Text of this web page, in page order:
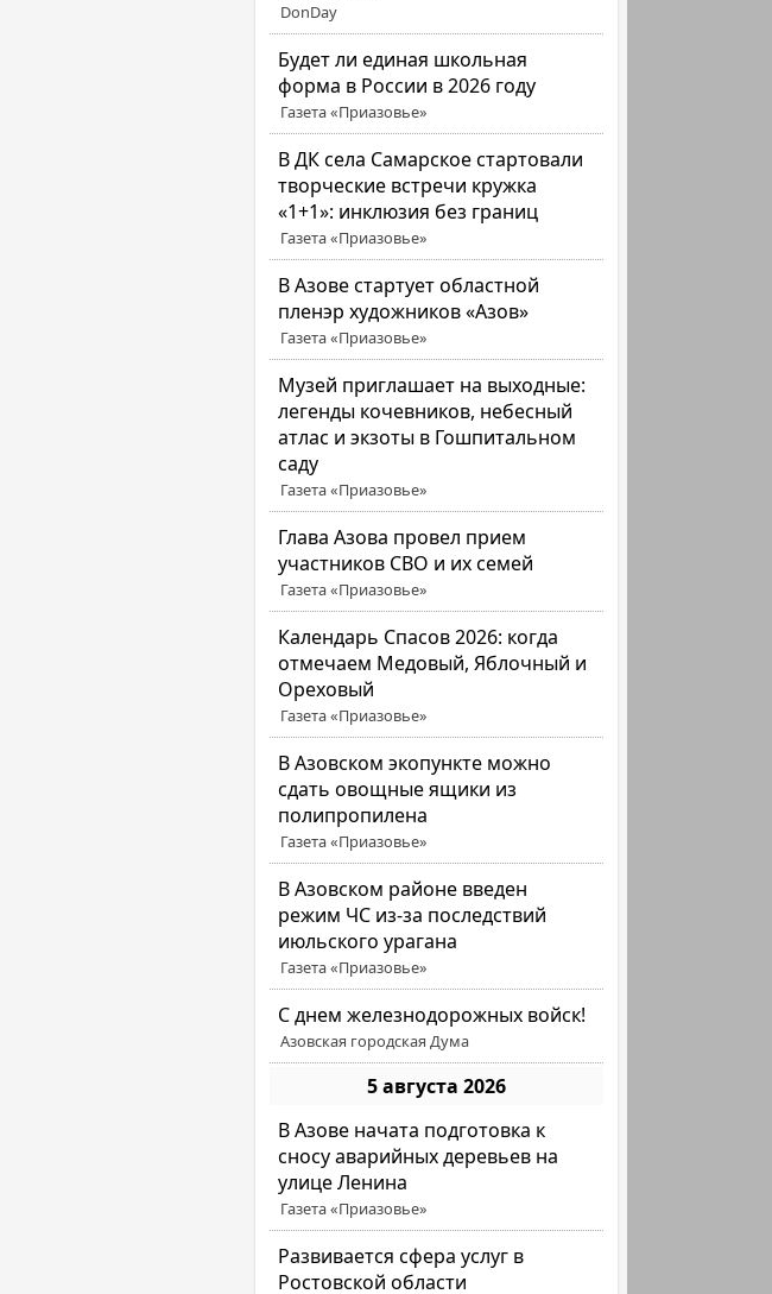
DonDay
Будет ли единая школьная
форма в России в 2026 году
Газета «Приазовье»
В ДК села Самарское стартовали
творческие встречи кружка
«1+1»: инклюзия без границ
Газета «Приазовье»
В Азове стартует областной
пленэр художников «Азов»
Газета «Приазовье»
Музей приглашает на выходные:
легенды кочевников, небесный
атлас и экзоты в Гошпитальном
саду
Газета «Приазовье»
Глава Азова провел прием
участников СВО и их семей
Газета «Приазовье»
Календарь Спасов 2026: когда
отмечаем Медовый, Яблочный и
Ореховый
Газета «Приазовье»
В Азовском экопункте можно
сдать овощные ящики из
полипропилена
Газета «Приазовье»
В Азовском районе введен
режим ЧС из-за последствий
июльского урагана
Газета «Приазовье»
С днем железнодорожных войск!
Азовская городская Дума
5 августа 2026
В Азове начата подготовка к
сносу аварийных деревьев на
улице Ленина
Газета «Приазовье»
Развивается сфера услуг в
Ростовской области